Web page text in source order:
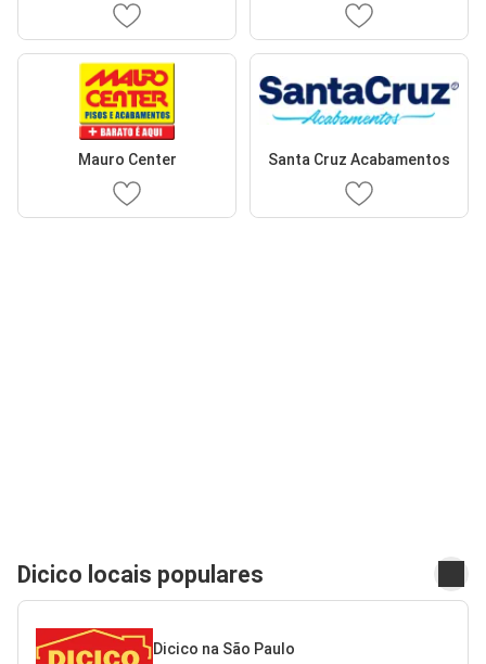
Mauro Center Santa Cruz Acabamentos
Dicico locais populares
Dicico na São Paulo